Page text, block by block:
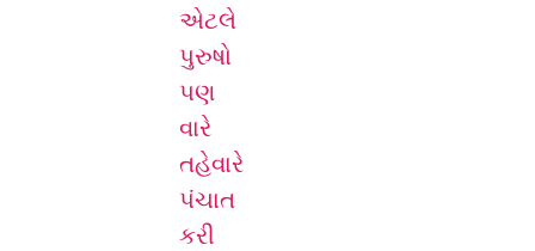
એટલે
પુરુષો
પણ
વારે
તહેવારે
પંચાત
કરી